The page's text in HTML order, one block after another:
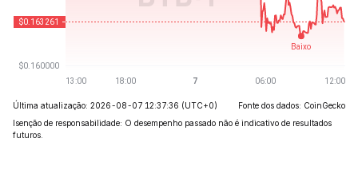
Última atualização: 2026-08-07 12:37:36 (UTC+0)
Fonte dos dados: CoinGecko
Isenção de responsabilidade: O desempenho passado não é indicativo de resultados
futuros.